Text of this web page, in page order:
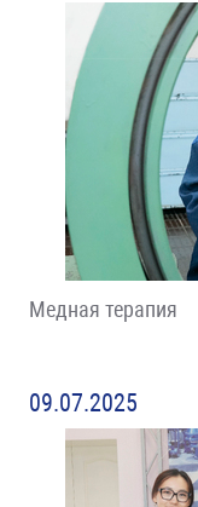
Медная терапия
09.07.2025